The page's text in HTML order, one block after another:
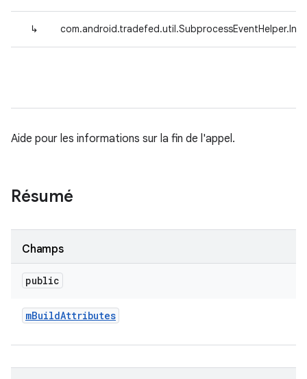
↳
Aide pour les informations sur la fin de l'appel.
Résumé
Champs
public
mBuildAttributes